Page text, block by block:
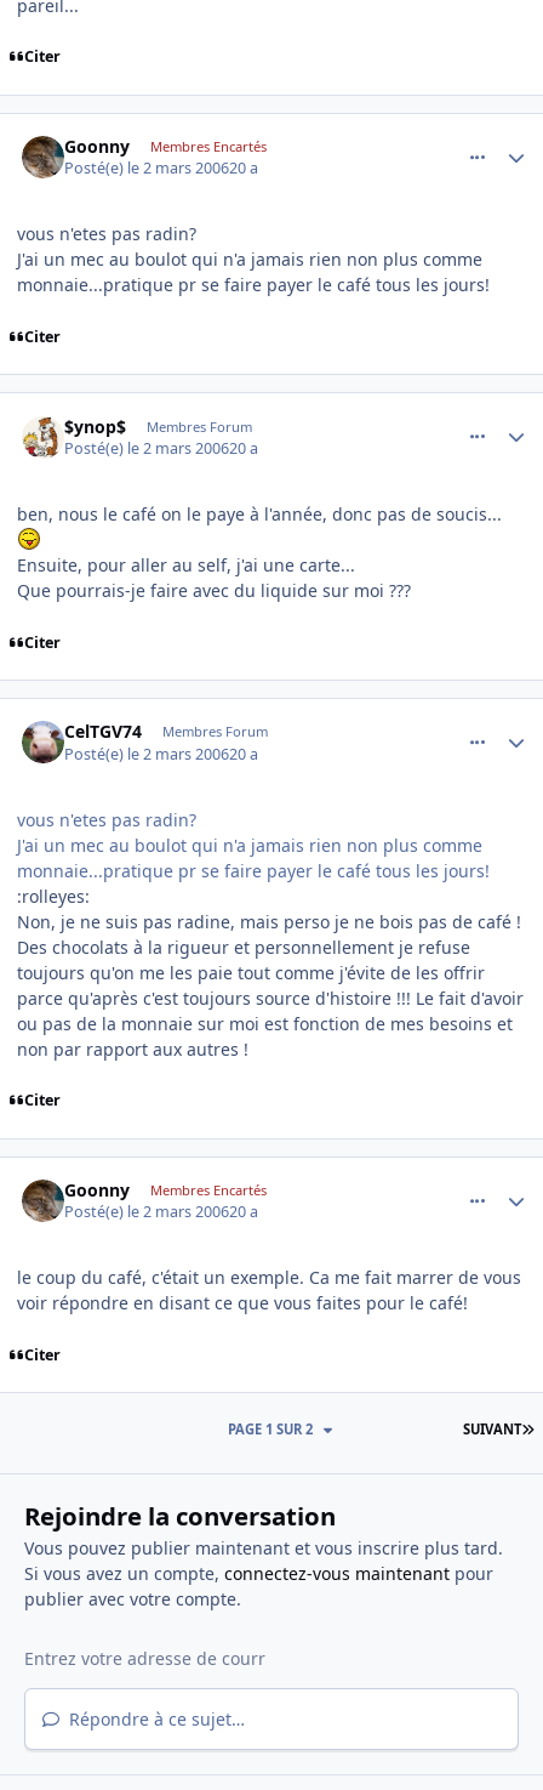
pareil...
Citer
Goonny Membres Encartés
Posté(e) le 2 mars 200620 a
vous n'etes pas radin?
J'ai un mec au boulot qui n'a jamais rien non plus comme
monnaie...pratique pr se faire payer le café tous les jours!
Citer
$ynop$ Membres Forum
Posté(e) le 2 mars 200620 a
ben, nous le café on le paye à l'année, donc pas de soucis...
Ensuite, pour aller au self, j'ai une carte...
Que pourrais-je faire avec du liquide sur moi ???
Citer
CelTGV74 Membres Forum
Posté(e) le 2 mars 200620 a
vous n'etes pas radin?
J'ai un mec au boulot qui n'a jamais rien non plus comme
monnaie...pratique pr se faire payer le café tous les jours!
:rolleyes:
Non, je ne suis pas radine, mais perso je ne bois pas de café !
Des chocolats à la rigueur et personnellement je refuse
toujours qu'on me les paie tout comme j'évite de les offrir
parce qu'après c'est toujours source d'histoire !!! Le fait d'avoir
ou pas de la monnaie sur moi est fonction de mes besoins et
non par rapport aux autres !
Citer
Goonny Membres Encartés
Posté(e) le 2 mars 200620 a
le coup du café, c'était un exemple. Ca me fait marrer de vous
voir répondre en disant ce que vous faites pour le café!
Citer
SUIVANT
PAGE 1 SUR 2
Rejoindre la conversation
Vous pouvez publier maintenant et vous inscrire plus tard.
Si vous avez un compte, connectez-vous maintenantpour
publier avec votre compte.
Répondre à ce sujet…